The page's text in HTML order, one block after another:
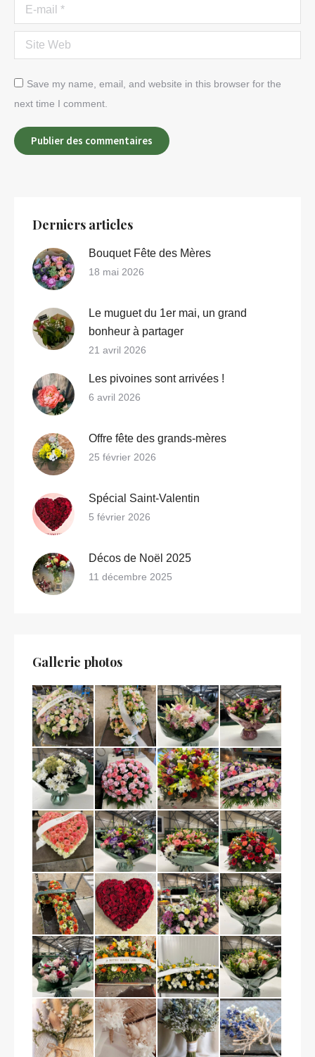
E-mail *
Site Web
Save my name, email, and website in this browser for the
next time I comment.
Publier des commentaires
Derniers articles
Bouquet Fête des Mères
18 mai 2026
Le muguet du 1er mai, un grand
bonheur à partager
21 avril 2026
Les pivoines sont arrivées !
6 avril 2026
Offre fête des grands-mères
25 février 2026
Spécial Saint-Valentin
5 février 2026
Décos de Noël 2025
11 décembre 2025
Gallerie photos